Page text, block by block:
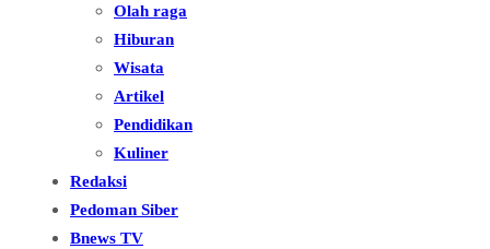
Olah raga
Hiburan
Wisata
Artikel
Pendidikan
Kuliner
Redaksi
Pedoman Siber
Bnews TV